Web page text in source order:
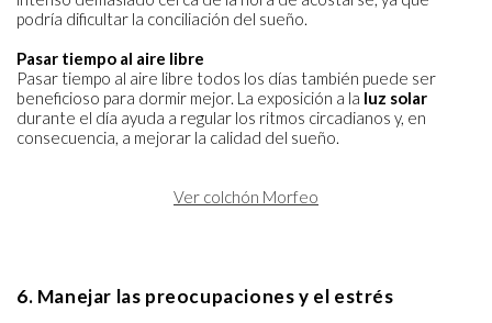
podría dificultar la conciliación del sueño.
Pasar tiempo al aire libre
Pasar tiempo al aire libre todos los días también puede ser
beneficioso para dormir mejor. La exposición a la luz solar
durante el día ayuda a regular los ritmos circadianos y, en
consecuencia, a mejorar la calidad del sueño.
Ver colchón Morfeo
6. Manejar las preocupaciones y el estrés